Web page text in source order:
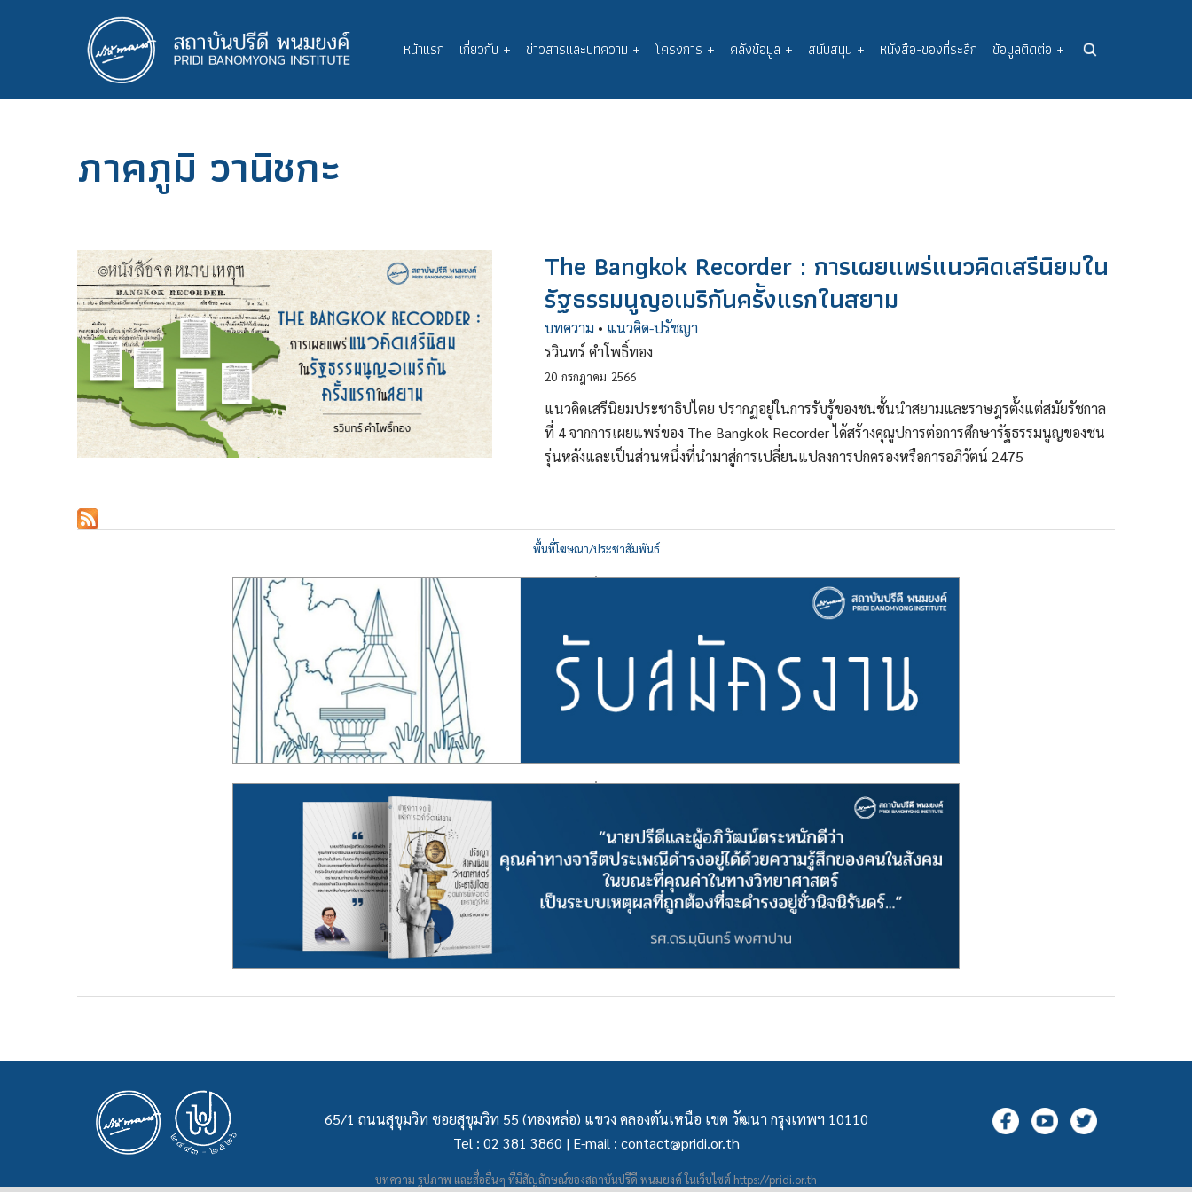
Main
navigation
หน้าแรก เกี่ยวกับ + ข่าวสารและบทความ + โครงการ + คลังข้อมูล + สนับสนุน + หนังสือ-ของที่ระลึก ข้อมูลติดต่อ +
ภาคภูมิ วานิชกะ
The Bangkok Recorder : การเผยแพร่แนวคิดเสรีนิยมใน
รัฐธรรมนูญอเมริกันครั้งแรกในสยาม
บทความ • แนวคิด-ปรัชญา
รวินทร์ คำโพธิ์ทอง
20 กรกฎาคม 2566
แนวคิดเสรีนิยมประชาธิปไตย ปรากฏอยู่ในการรับรู้ของชนชั้นนำสยามและราษฎรตั้งแต่สมัยรัชกาล
ที่ 4 จากการเผยแพร่ของ The Bangkok Recorder ได้สร้างคุณูปการต่อการศึกษารัฐธรรมนูญของชน
รุ่นหลังและเป็นส่วนหนึ่งที่นำมาสู่การเปลี่ยนแปลงการปกครองหรือการอภิวัตน์ 2475
พื้นที่โฆษณา/ประชาสัมพันธ์
65/1 ถนนสุขุมวิท ซอยสุขุมวิท 55 (ทองหล่อ) แขวง คลองตันเหนือ เขต วัฒนา กรุงเทพฯ 10110
Tel : 02 381 3860 | E-mail : contact@pridi.or.th
บทความ รูปภาพ และสื่ออื่นๆ ที่มีสัญลักษณ์ของสถาบันปรีดี พนมยงค์ ในเว็บไซต์ https://pridi.or.th